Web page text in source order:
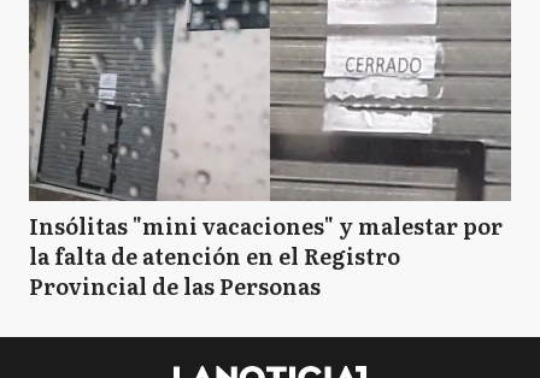
Insólitas "mini vacaciones" y malestar por
la falta de atención en el Registro
Provincial de las Personas